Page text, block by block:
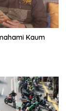
Kaum